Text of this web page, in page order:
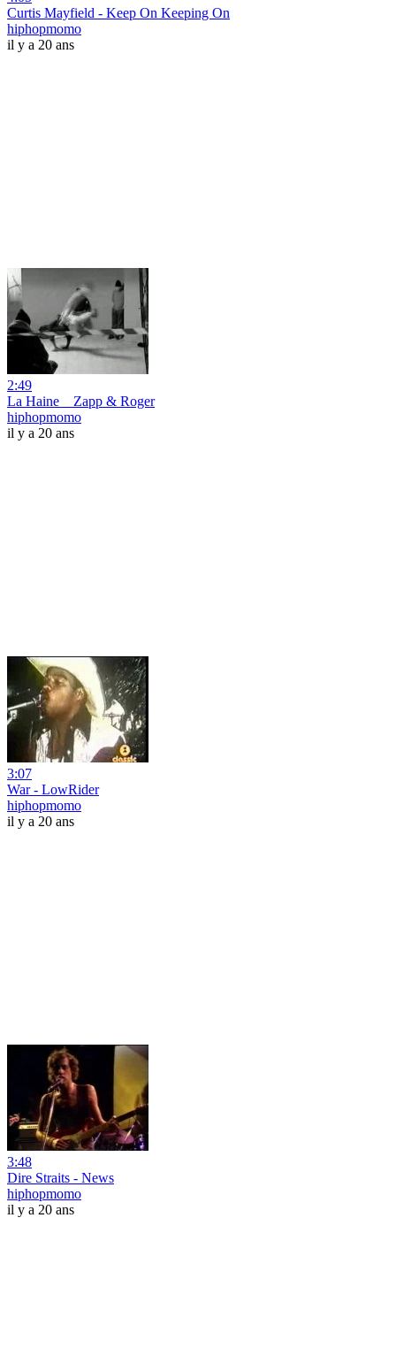
Curtis Mayfield - Keep On Keeping On
hiphopmomo
il y a 20 ans
2:49
La Haine _ Zapp & Roger
hiphopmomo
il y a 20 ans
3:07
War - LowRider
hiphopmomo
il y a 20 ans
3:48
Dire Straits - News
hiphopmomo
il y a 20 ans